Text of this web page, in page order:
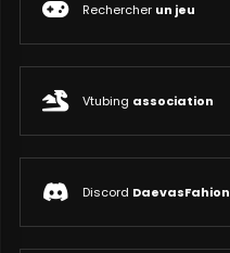
Rechercher un jeu
Vtubing association
Discord DaevasFahion